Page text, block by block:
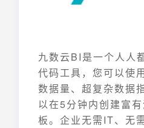
九数云BI是一个人人
代码工具，您可以使
数据量、超复杂数据
以在5分钟内创建富
板。企业无需IT、无